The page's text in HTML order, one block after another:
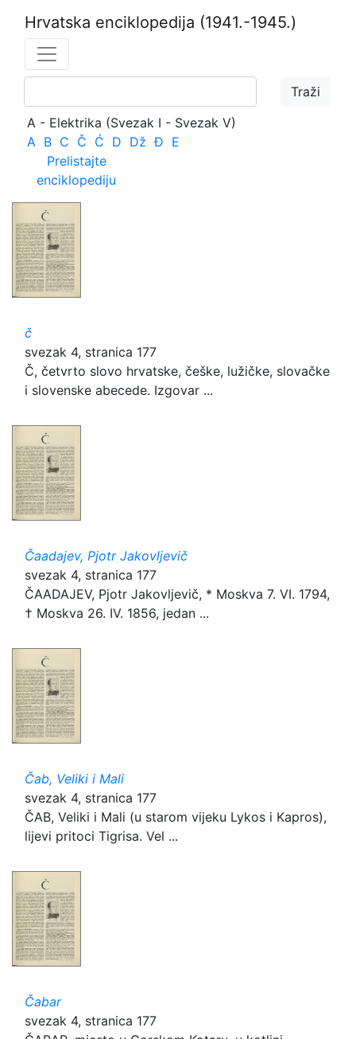
Hrvatska enciklopedija (1941.-1945.)
A - Elektrika (Svezak I - Svezak V)
A B C Č Ć D Dž Đ E
Prelistajte
enciklopediju
č
svezak 4, stranica 177
Č, četvrto slovo hrvatske, češke, lužičke, slovačke
i slovenske abecede. Izgovar ...
Čaadajev, Pjotr Jakovljevič
svezak 4, stranica 177
ČAADAJEV, Pjotr Jakovljevič, * Moskva 7. VI. 1794,
† Moskva 26. IV. 1856, jedan ...
Čab, Veliki i Mali
svezak 4, stranica 177
ČAB, Veliki i Mali (u starom vijeku Lykos i Kapros),
lijevi pritoci Tigrisa. Vel ...
Čabar
svezak 4, stranica 177